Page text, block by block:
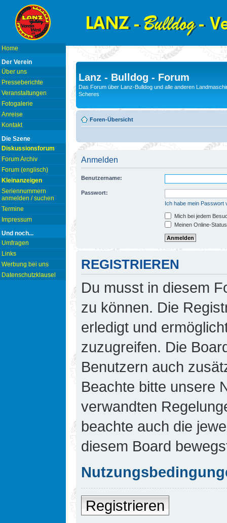
Home
Der Verein
Über uns
Presseberichte
Veranstaltungen
Fotogalerie
Anreise
Kontakt
Die Szene
Diskussionsforum
Forum Archiv
Forum (englisch)
Kleinanzeigen
Seriennummern
anmelden / suchen
Termine
Impressum
Und noch...
Umfragen
Links
Werbung bei uns
Datenschutzklausel
Lanz - Bulldog - Forum
Das Forum über Lanz-Bulldog und alle anderen
Scheres
Foren-Übersicht
Anmelden
Benutzername:
Passwort:
Ich habe mein Passwort
Mich bei jedem
Meinen Online-
REGISTRIEREN
Du musst in diesem
zu können. Die
erledigt und
zuzugreifen. Die
Benutzern auch
Beachte bitte unsere
verwandten
beachte auch die
diesem Board
Registrieren